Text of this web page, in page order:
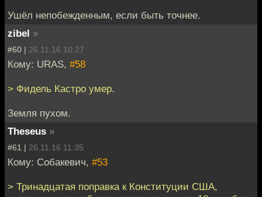
Ушёл непобежденным, если быть точнее.
zibel »
#60 | 26.11.16 10:27
Кому: URAS, #58
> Фидель Кастро умер.
Земля пухом.
Theseus »
#61 | 26.11.16 11:35
Кому: Собакевич, #53
> Тринадцатая поправка к Конституции США,